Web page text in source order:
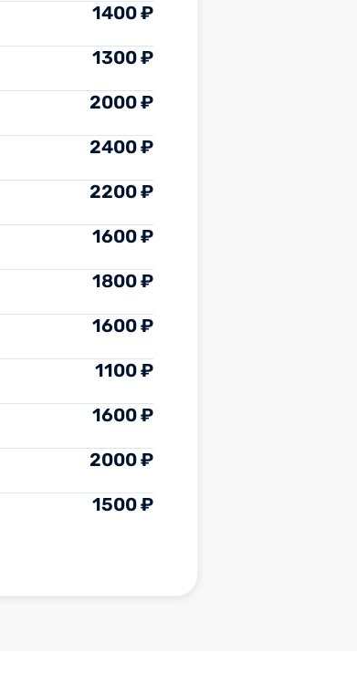
1400 ₽
1300 ₽
2000 ₽
2400 ₽
2200 ₽
1600 ₽
1800 ₽
1600 ₽
1100 ₽
1600 ₽
2000 ₽
1500 ₽